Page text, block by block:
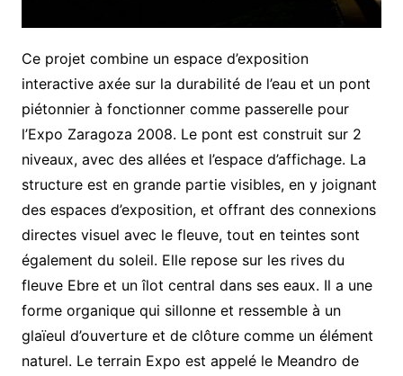
Ce projet combine un espace d’exposition
interactive axée sur la durabilité de l’eau et un pont
piétonnier à fonctionner comme passerelle pour
l’Expo Zaragoza 2008. Le pont est construit sur 2
niveaux, avec des allées et l’espace d’affichage. La
structure est en grande partie visibles, en y joignant
des espaces d’exposition, et offrant des connexions
directes visuel avec le fleuve, tout en teintes sont
également du soleil. Elle repose sur les rives du
fleuve Ebre et un îlot central dans ses eaux. Il a une
forme organique qui sillonne et ressemble à un
glaïeul d’ouverture et de clôture comme un élément
naturel. Le terrain Expo est appelé le Meandro de